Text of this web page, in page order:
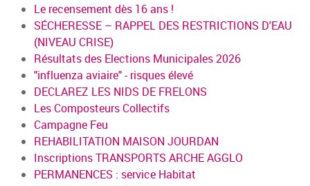
Le recensement dès 16 ans !
SÉCHERESSE – RAPPEL DES RESTRICTIONS D'EAU
(NIVEAU CRISE)
Résultats des Elections Municipales 2026
"influenza aviaire" - risques élevé
DECLAREZ LES NIDS DE FRELONS
Les Composteurs Collectifs
Campagne Feu
REHABILITATION MAISON JOURDAN
Inscriptions TRANSPORTS ARCHE AGGLO
PERMANENCES : service Habitat